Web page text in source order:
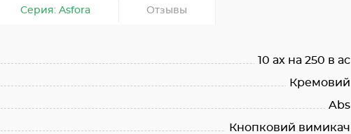
Серия: Asfora Отзывы
10 ах на 250 в ас
Кремовий
Abs
Кнопковий вимикач